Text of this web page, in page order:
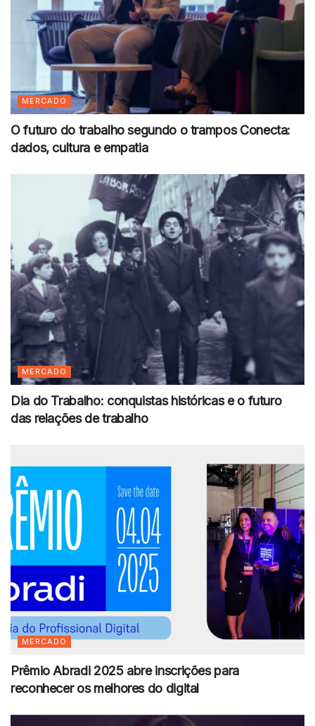
MERCADO
O futuro do trabalho segundo o trampos Conecta:
dados, cultura e empatia
MERCADO
Dia do Trabalho: conquistas históricas e o futuro
das relações de trabalho
MERCADO
Prêmio Abradi 2025 abre inscrições para
reconhecer os melhores do digital